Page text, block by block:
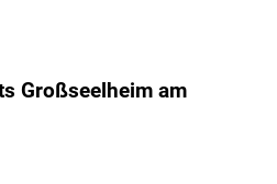
Großseelheim am